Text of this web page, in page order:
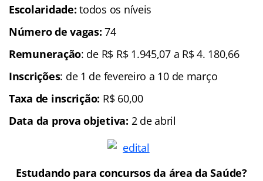
Escolaridade:todos os níveis
Número de vagas:74
Remuneração: de R$ R$ 1.945,07 a R$ 4. 180,66
Inscrições: de 1 de fevereiro a 10 de março
Taxa de inscrição: R$ 60,00
Data da prova objetiva: 2 de abril
Estudando para concursos da área da Saúde?